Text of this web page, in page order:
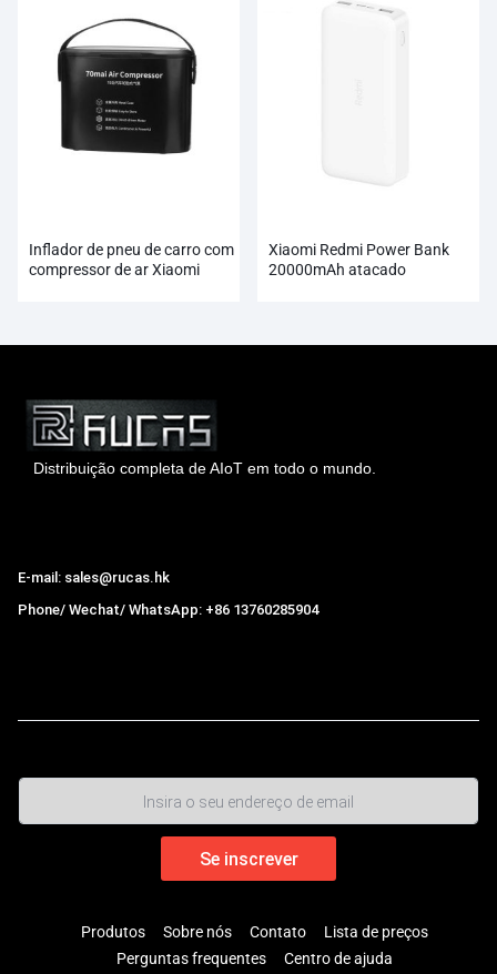
Inflador de pneu de carro com
compressor de ar Xiaomi
Xiaomi Redmi Power Bank
20000mAh atacado
Distribuição completa de AIoT em todo o mundo.
E-mail: sales@rucas.hk
Phone/ Wechat/ WhatsApp: +86 13760285904
Produtos Sobre nós Contato
Lista de preços
Perguntas frequentes
Centro de ajuda